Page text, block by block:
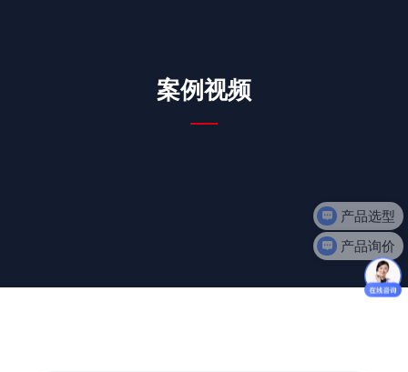
案例视频
产品选型
产品询价